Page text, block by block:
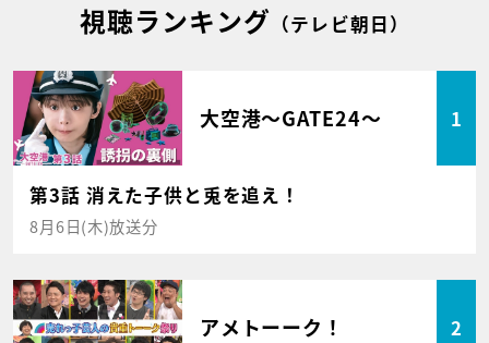
視聴ランキング （テレビ朝日）
大空港～GATE24～ 1
第3話 消えた子供と兎を追え！
8月6日(木)放送分
アメトーーク！ 2